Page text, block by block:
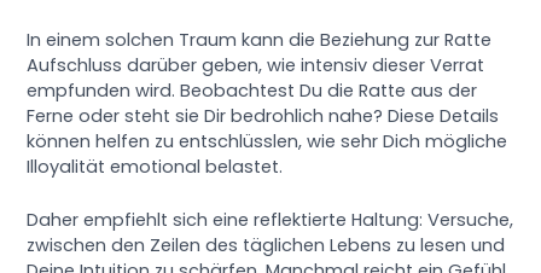
In einem solchen Traum kann die Beziehung zur Ratte
Aufschluss darüber geben, wie intensiv dieser Verrat
empfunden wird. Beobachtest Du die Ratte aus der
Ferne oder steht sie Dir bedrohlich nahe? Diese Details
können helfen zu entschlüsslen, wie sehr Dich mögliche
Illoyalität emotional belastet.
Daher empfiehlt sich eine reflektierte Haltung: Versuche,
zwischen den Zeilen des täglichen Lebens zu lesen und